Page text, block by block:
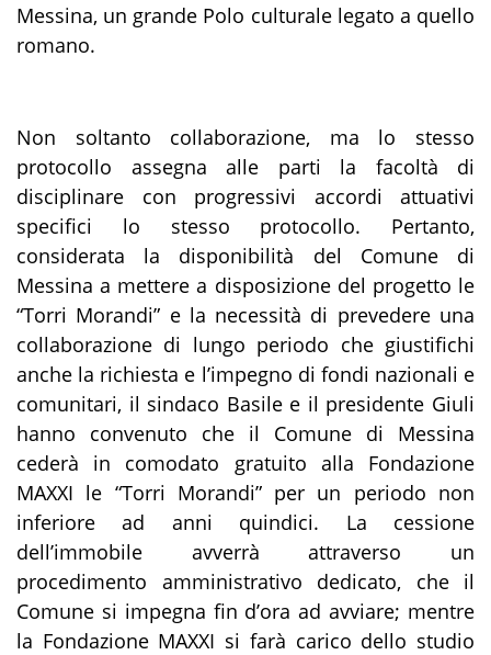
Messina, un grande Polo culturale legato a quello
romano.
Non soltanto collaborazione, ma lo stesso
protocollo assegna alle parti la facoltà di
disciplinare con progressivi accordi attuativi
specifici lo stesso protocollo. Pertanto,
considerata la disponibilità del Comune di
Messina a mettere a disposizione del progetto le
“Torri Morandi” e la necessità di prevedere una
collaborazione di lungo periodo che giustifichi
anche la richiesta e l’impegno di fondi nazionali e
comunitari, il sindaco Basile e il presidente Giuli
hanno convenuto che il Comune di Messina
cederà in comodato gratuito alla Fondazione
MAXXI le “Torri Morandi” per un periodo non
inferiore ad anni quindici. La cessione
dell’immobile avverrà attraverso un
procedimento amministrativo dedicato, che il
Comune si impegna fin d’ora ad avviare; mentre
la Fondazione MAXXI si farà carico dello studio